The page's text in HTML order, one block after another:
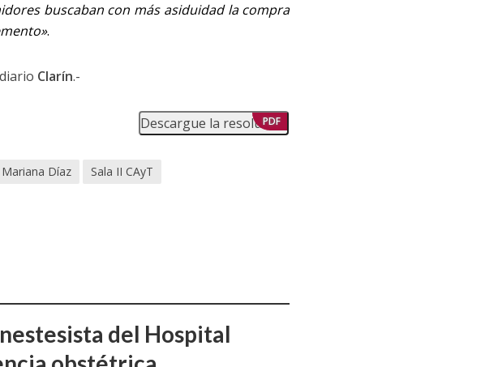
buscaban con más asiduidad la compra
.
Clarín.-
Descargue la resolución
PDF
Mariana Díaz Sala II CAyT
del Hospital